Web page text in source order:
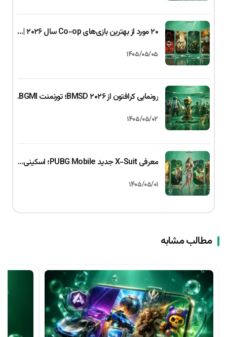
۲۰ مورد از بهترین بازی‌های Co-op سال ۲۰۲۶ | بازی دونفره و گروهی
۱۴۰۵/۰۵/۰۵
رونمایی کرافتون از BMSD ۲۰۲۶؛ تورنمنت BGMI با جایزه ۱ کرور روپیه
۱۴۰۵/۰۵/۰۲
معرفی X-Suit جدید PUBG Mobile؛ اسکینی با سیستم ارتقای سه‌گانه
۱۴۰۵/۰۵/۰۱
مطالب مشابه